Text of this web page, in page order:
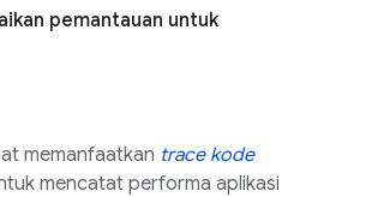
pemantauan untuk
memanfaatkan trace kode
mencatat performa aplikasi